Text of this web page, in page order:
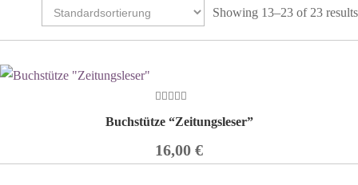
Showing 13–23 of 23 results
out
5
Buchstütze “Zeitungsleser”
16,00 €